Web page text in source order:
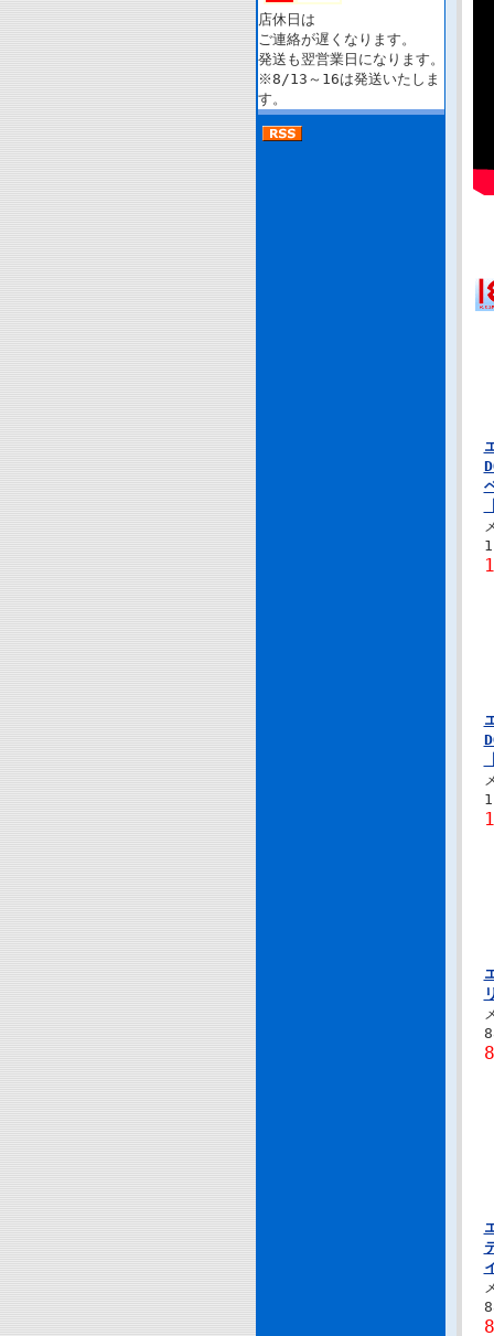
店休日は
ご連絡が遅くなります。
発送も翌営業日になります。
※8/13～16は発送いたしま
す。